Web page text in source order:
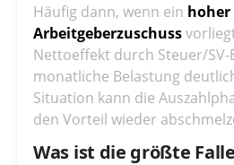
Häufig dann, wenn ein hoher
Arbeitgeberzuschuss
Nettoeffekt durch Steuer/SV-
monatliche Belastung
Situation kann die
den Vorteil wieder
Was ist die größte